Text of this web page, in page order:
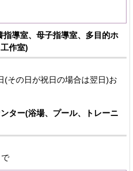
導室、母子指導室、多目的ホ
作室)
(その日が祝日の場合は翌日)お
ター(浴場、プール、トレーニ